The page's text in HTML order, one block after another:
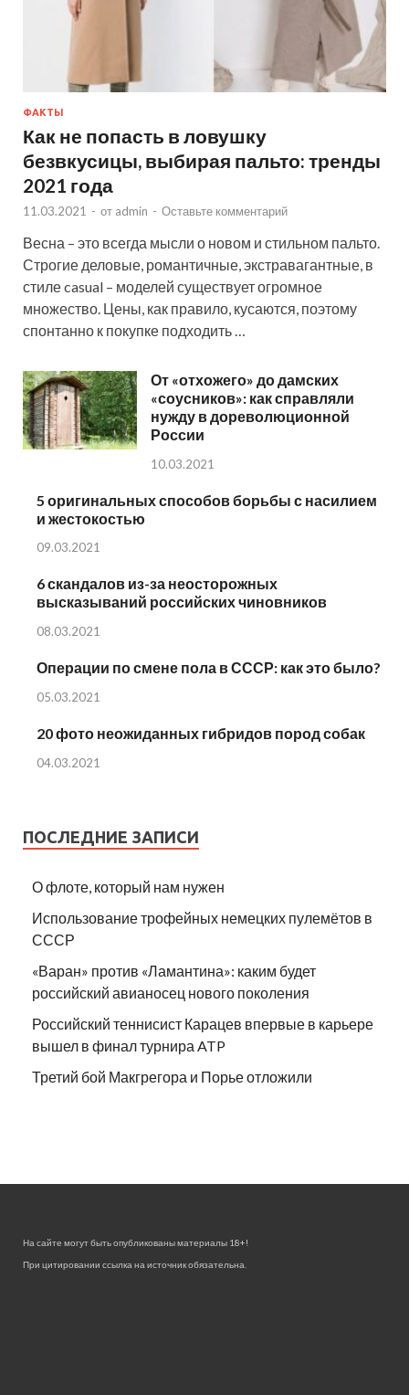
ФАКТЫ
Как не попасть в ловушку
безвкусицы, выбирая пальто: тренды
2021 года
11.03.2021 - от admin - Оставьте комментарий
Весна – это всегда мысли о новом и стильном пальто.
Строгие деловые, романтичные, экстравагантные, в
стиле casual – моделей существует огромное
множество. Цены, как правило, кусаются, поэтому
спонтанно к покупке подходить …
От «отхожего» до дамских
«соусников»: как справляли
нужду в дореволюционной
России
10.03.2021
5 оригинальных способов борьбы с насилием
и жестокостью
09.03.2021
6 скандалов из-за неосторожных
высказываний российских чиновников
08.03.2021
Операции по смене пола в СССР: как это было?
05.03.2021
20 фото неожиданных гибридов пород собак
04.03.2021
ПОСЛЕДНИЕ ЗАПИСИ
О флоте, который нам нужен
Использование трофейных немецких пулемётов в
СССР
«Варан» против «Ламантина»: каким будет
российский авианосец нового поколения
Российский теннисист Карацев впервые в карьере
вышел в финал турнира ATP
Третий бой Макгрегора и Порье отложили
На сайте могут быть опубликованы материалы 18+!
При цитировании ссылка на источник обязательна.